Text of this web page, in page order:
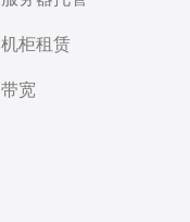
机柜租赁
带宽